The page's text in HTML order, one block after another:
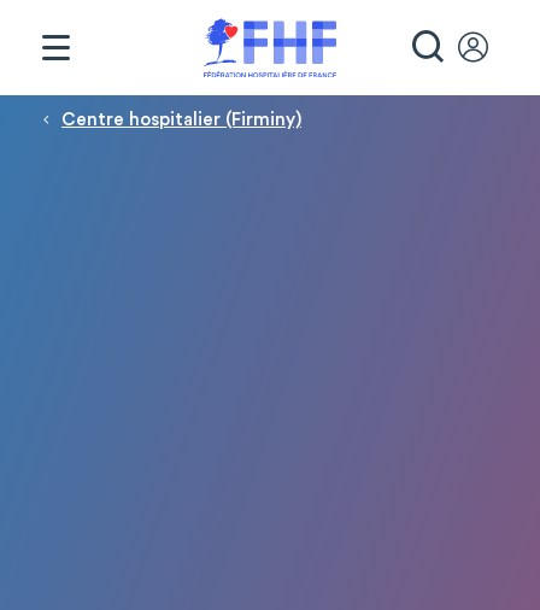
Fil d'Ariane
Centre hospitalier (Firminy)
Panneau de gestion des cookies